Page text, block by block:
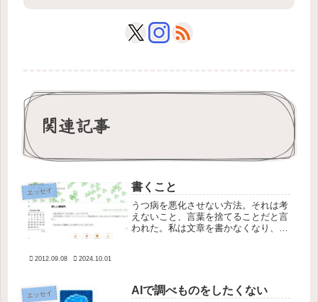
関連記事
エッセイ 書くこと
うつ病を悪化させない方法。それは考
えないこと、言葉を捨てることだと言
われた。私は文章を書かなくなり、ず
の...
2012.09.08 2024.10.01
エッセイ AIで調べものをしたくない